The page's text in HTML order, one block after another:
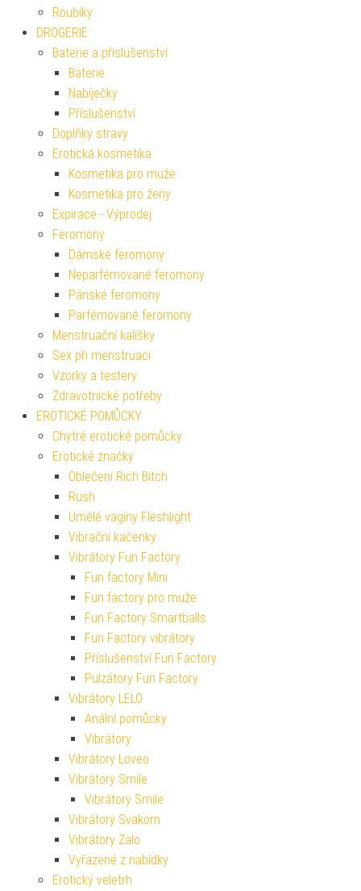
Roubíky
DROGERIE
Baterie a příslušenství
Baterie
Nabíječky
Příslušenství
Doplňky stravy
Erotická kosmetika
Kosmetika pro muže
Kosmetika pro ženy
Expirace - Výprodej
Feromony
Dámské feromony
Neparfémované feromony
Pánské feromony
Parfémované feromony
Menstruační kalíšky
Sex při menstruaci
Vzorky a testery
Zdravotnické potřeby
EROTICKÉ POMŮCKY
Chytré erotické pomůcky
Erotické značky
Oblečení Rich Bitch
Rush
Umělé vagíny Fleshlight
Vibrační kačenky
Vibrátory Fun Factory
Fun factory Mini
Fun factory pro muže
Fun Factory Smartballs
Fun Factory vibrátory
Příslušenství Fun Factory
Pulzátory Fun Factory
Vibrátory LELO
Anální pomůcky
Vibrátory
Vibrátory Loveo
Vibrátory Smile
Vibrátory Smile
Vibrátory Svakom
Vibrátory Zalo
Vyřazené z nabídky
Erotický veletrh